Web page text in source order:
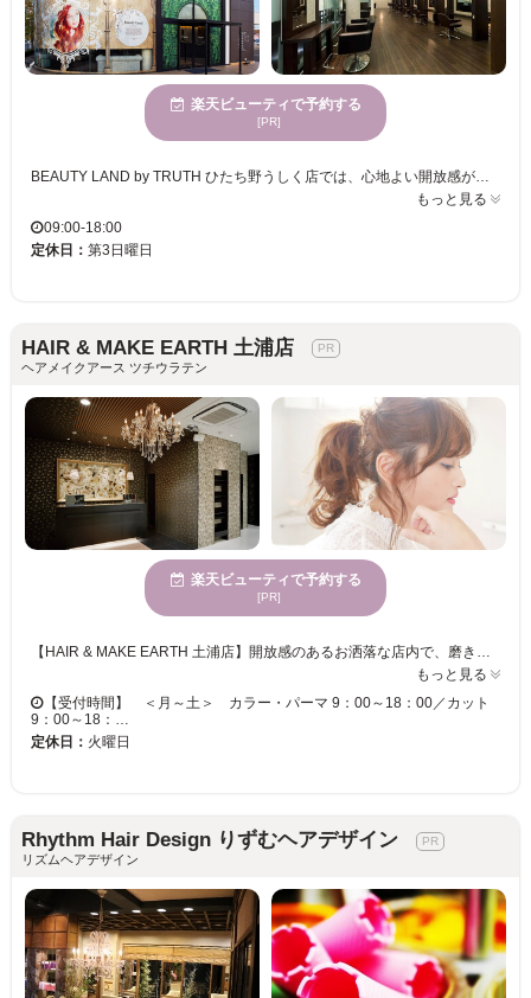
楽天ビューティで予約する
[PR]
BEAUTY LAND by TRUTH ひたち野うしく店では、心地よい開放感が広がる空間で、リラックスしながら新しい自分に出会えるひと時を提供しています。忙しい30代の女性を中心とするお客様に寄り添い、髪質改善やオージュアトリートメント、ヘッドスパ等、多彩なメニューをご用意。あなたのライフスタイルにピッタリなスタイル提案で、ツヤ髪を実現し、毎日がキラリと輝くようサポートします。駐車場も完備し、クレジットカードのご利用が可能なため、忙しい日々でも気軽に足を運べます。オシャレ染めや白髪染めの選択肢も豊富だからこそ、どんなシーンでも自信が持てる髪に出会えます。ぜひ一度ご体験ください。
もっと見る
09:00-18:00
定休日： 第3日曜日
HAIR & MAKE EARTH 土浦店
ヘアメイクアース ツチウラテン
楽天ビューティで予約する
[PR]
【HAIR & MAKE EARTH 土浦店】開放感のあるお洒落な店内で、磨き抜かれた技術が味わえます♪ お客様一人ひとりへの丁寧なカウンセリングが魅力的★ベテランの実力派スタイリスト多数在籍！トレンドをプラスして、セルフスタイリングが楽になる再現性の高いスタイルに♪ 【HAIR & MAKE EARTH 土浦店】で、キレイへの近道を見つけませんか？
もっと見る
【受付時間】 ＜月～土＞ カラー・パーマ 9：00～18：00／カット
9：00～18：…
定休日： 火曜日
Rhythm Hair Design りずむヘアデザイン
リズムヘアデザイン